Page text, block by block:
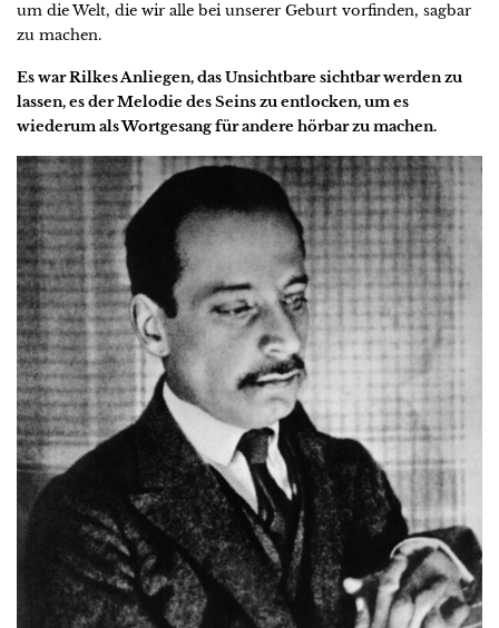
um die Welt, die wir alle bei unserer Geburt vorfinden, sagbar
zu machen.
Es war Rilkes Anliegen, das Unsichtbare sichtbar werden zu
lassen, es der Melodie des Seins zu entlocken, um es
wiederum als Wortgesang für andere hörbar zu machen.